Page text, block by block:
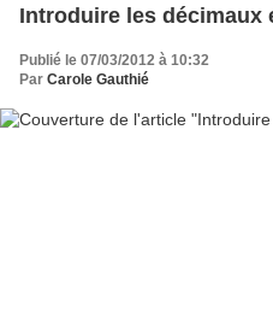
Introduire les décimaux
Publié le 07/03/2012 à 10:32
Par Carole Gauthié